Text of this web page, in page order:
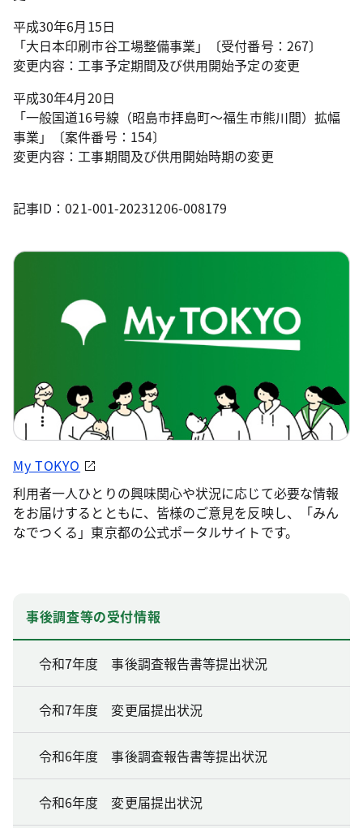
平成30年6月15日
「大日本印刷市谷工場整備事業」〔受付番号：267〕
変更内容：工事予定期間及び供用開始予定の変更
平成30年4月20日
「一般国道16号線（昭島市拝島町～福生市熊川間）拡幅
事業」〔案件番号：154〕
変更内容：工事期間及び供用開始時期の変更
記事ID：021-001-20231206-008179
My TOKYO
利用者一人ひとりの興味関心や状況に応じて必要な情報
をお届けするとともに、皆様のご意見を反映し、「みん
なでつくる」東京都の公式ポータルサイトです。
事後調査等の受付情報
令和7年度 事後調査報告書等提出状況
令和7年度 変更届提出状況
令和6年度 事後調査報告書等提出状況
令和6年度 変更届提出状況